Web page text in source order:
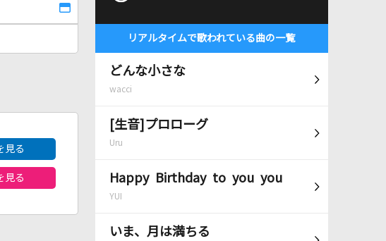
リアルタイムで歌われている曲の一覧
どんな小さな
wacci
[生音]プロローグ
Uru
Happy Birthday to you you
YUI
いま、月は満ちる
見る
見る